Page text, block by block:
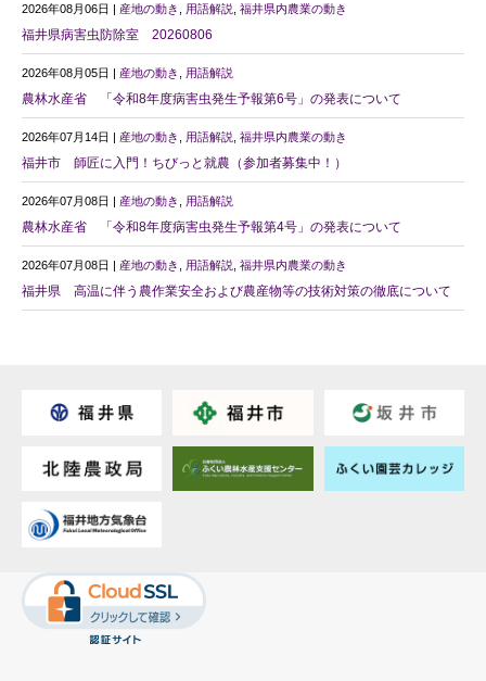
2026年08月06日 | 産地の動き 用語解説 福井県内農業の動き
福井県病害虫防除室 20260806
2026年08月05日 | 産地の動き 用語解説
農林水産省 「令和8年度病害虫発生予報第6号」の発表について
2026年07月14日 | 産地の動き 用語解説 福井県内農業の動き
福井市 師匠に入門！ちびっと就農（参加者募集中！）
2026年07月08日 | 産地の動き 用語解説
農林水産省 「令和8年度病害虫発生予報第4号」の発表について
2026年07月08日 | 産地の動き 用語解説 福井県内農業の動き
福井県 高温に伴う農作業安全および農産物等の技術対策の徹底について